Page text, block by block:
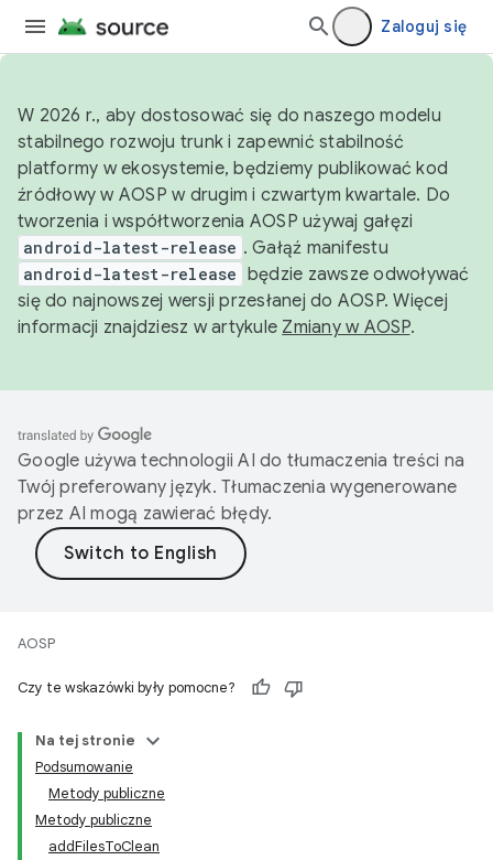
Zaloguj się
W 2026 r., aby dostosować się do naszego modelu
stabilnego rozwoju trunk i zapewnić stabilność
platformy w ekosystemie, będziemy publikować kod
źródłowy w AOSP w drugim i czwartym kwartale. Do
tworzenia i współtworzenia AOSP używaj gałęzi
android-latest-release . Gałąź manifestu
android-latest-release będzie zawsze odwoływać
się do najnowszej wersji przesłanej do AOSP. Więcej
informacji znajdziesz w artykule Zmiany w AOSP.
Google używa technologii AI do tłumaczenia treści na
Twój preferowany język. Tłumaczenia wygenerowane
przez AI mogą zawierać błędy.
AOSP
Czy te wskazówki były pomocne?
Na tej stronie
Podsumowanie
Metody publiczne
Metody publiczne
addFilesToClean